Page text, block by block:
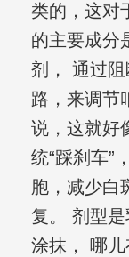
类的，这对
的主要成分
剂， 通过
路，来调节
说，这就好
统“踩刹车”
胞，减少白
复。 剂型
涂抹， 哪